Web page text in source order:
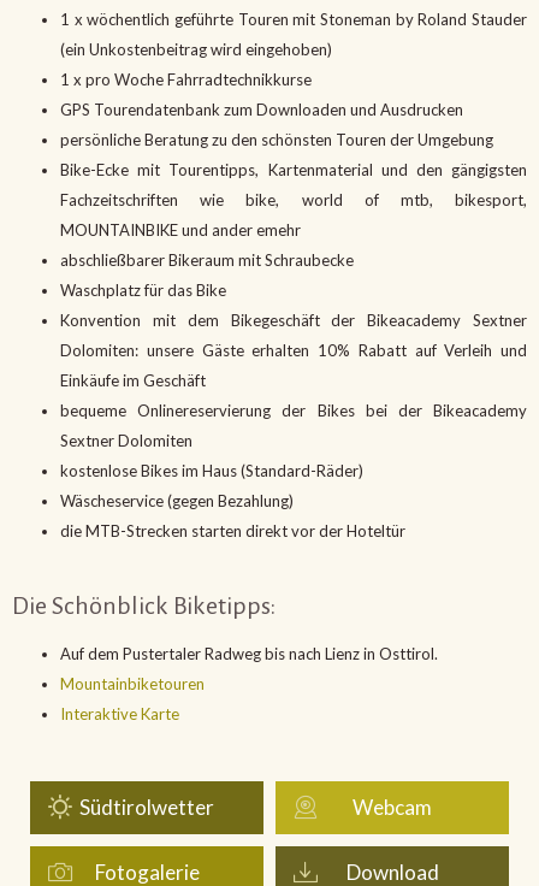
1 x wöchentlich geführte Touren mit Stoneman by Roland Stauder
(ein Unkostenbeitrag wird eingehoben)
1 x pro Woche Fahrradtechnikkurse
GPS Tourendatenbank zum Downloaden und Ausdrucken
persönliche Beratung zu den schönsten Touren der Umgebung
Bike-Ecke mit Tourentipps, Kartenmaterial und den gängigsten
Fachzeitschriften wie bike, world of mtb, bikesport,
MOUNTAINBIKE und ander emehr
abschließbarer Bikeraum mit Schraubecke
Waschplatz für das Bike
Konvention mit dem Bikegeschäft der Bikeacademy Sextner
Dolomiten: unsere Gäste erhalten 10% Rabatt auf Verleih und
Einkäufe im Geschäft
bequeme Onlinereservierung der Bikes bei der Bikeacademy
Sextner Dolomiten
kostenlose Bikes im Haus (Standard-Räder)
Wäscheservice (gegen Bezahlung)
die MTB-Strecken starten direkt vor der Hoteltür
Die Schönblick Biketipps:
Auf dem Pustertaler Radweg bis nach Lienz in Osttirol.
Mountainbiketouren
Interaktive Karte
Südtirolwetter Webcam
Fotogalerie Download